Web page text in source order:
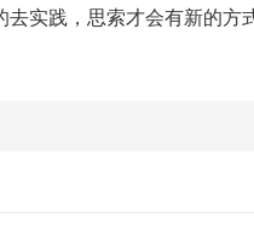
实践，思索才会有新的方